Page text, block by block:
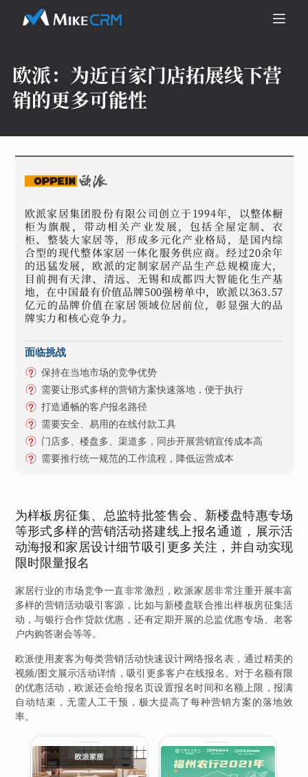
欧派： 为近百家门店拓展线下营
销的更多可能性
欧派家居集团股份有限公司创立于1994年，以整体橱
柜为旗舰，带动相关产业发展，包括全屋定制、衣
柜、整装大家居等，形成多元化产业格局，是国内综
合型的现代整体家居一体化服务供应商。经过20余年
的迅猛发展，欧派的定制家居产品生产总规模庞大，
目前拥有天津、清远、无锡和成都四大智能化生产基
地，在中国最有价值品牌500强榜单中，欧派以363.57
亿元的品牌价值在家居领域位居前位，彰显强大的品
牌实力和核心竞争力。
面临挑战
保持在当地市场的竞争优势
需要让形式多样的营销方案快速落地，便于执行
打造通畅的客户报名路径
需要安全、易用的在线付款工具
门店多、楼盘多、渠道多，同步开展营销宣传成本高
需要推行统一规范的工作流程，降低运营成本
为样板房征集、总监特批签售会、新楼盘特惠专场
等形式多样的营销活动搭建线上报名通道，展示活
动海报和家居设计细节吸引更多关注，并自动实现
限时限量报名
家居行业的市场竞争一直非常激烈，欧派家居非常注重开展丰富
多样的营销活动吸引客源，比如与新楼盘联合推出样板房征集活
动，与银行合作贷款优惠，还有定期开展的总监优惠专场、老客
户内购答谢会等等。
欧派使用麦客为每类营销活动快速设计网络报名表，通过精美的
视频/图文展示活动详情，吸引更多客户在线报名。对于名额有限
的优惠活动，欧派还会给报名页设置报名时间和名额上限，报满
自动结束，无需人工干预，极大提高了每种营销方案的落地效
率。